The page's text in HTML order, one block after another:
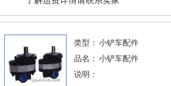
类型： 小铲车配件
品名： 小铲车配件
说明：